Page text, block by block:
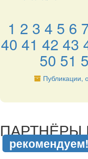
1 2 3 4 5 6
40 41 42 43
50 51
Публикации,
ПАРТНЁРЫ
рекомендуем!